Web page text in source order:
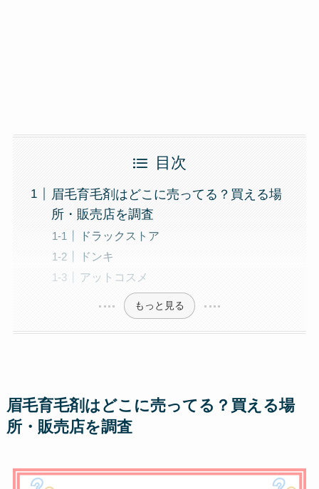
目次
眉毛育毛剤はどこに売ってる？買える場
所・販売店を調査
ドラックストア
ドンキ
アットコスメ
もっと見る
眉毛育毛剤はどこに売ってる？買える場
所・販売店を調査